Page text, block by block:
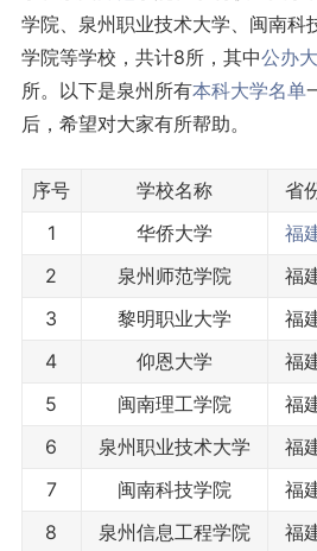
学院、泉州职业技术大学、闽南科
学院等学校，共计8所，其中公办
所。以下是泉州所有本科大学名单
后，希望对大家有所帮助。
序号 学校名称 省
1
华侨大学 福
2
泉州师范学院 福
3
黎明职业大学 福
4
仰恩大学 福
5
闽南理工学院 福
6
泉州职业技术大学 福
7
闽南科技学院 福
8
泉州信息工程学院 福